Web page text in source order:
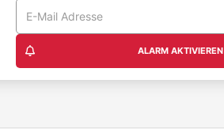
ALARM AKTIVIEREN